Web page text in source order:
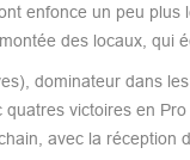
enfonce un peu
des locaux, qui
dominateur dans
victoires en
avec la réception